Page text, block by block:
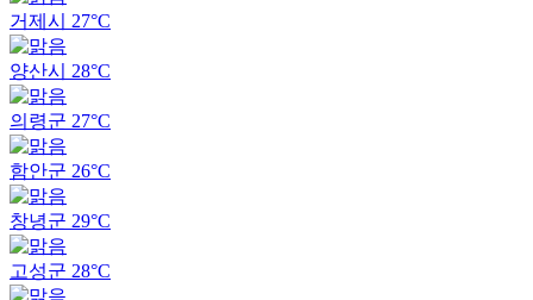
거제시 27°C
양산시 28°C
의령군 27°C
함안군 26°C
창녕군 29°C
고성군 28°C